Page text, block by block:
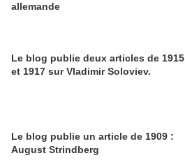
allemande
Le blog publie deux articles de 1915
et 1917 sur Vladimir Soloviev.
Le blog publie un article de 1909 :
August Strindberg